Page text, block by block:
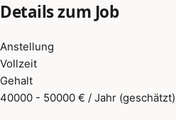
Details zum Job
Anstellung
Vollzeit
Gehalt
40000 - 50000 € / Jahr (geschätzt)